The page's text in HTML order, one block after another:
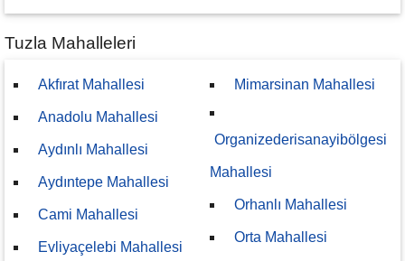
Tuzla Mahalleleri
Akfırat Mahallesi
Anadolu Mahallesi
Aydınlı Mahallesi
Aydıntepe Mahallesi
Cami Mahallesi
Evliyaçelebi Mahallesi
Mimarsinan Mahallesi
Organizederisanayibölgesi
Mahallesi
Orhanlı Mahallesi
Orta Mahallesi